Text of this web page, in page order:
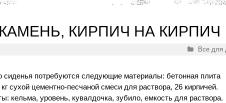
КИРПИЧ НА КИРПИЧ
Рубрики
Все для
сиденья потребуются следующие материалы: бетонная плита
сухой цементно-песчаной смеси для раствора, 26 кирпичей.
кельма, уровень, кувалдочка, зубило, емкость для раствора.